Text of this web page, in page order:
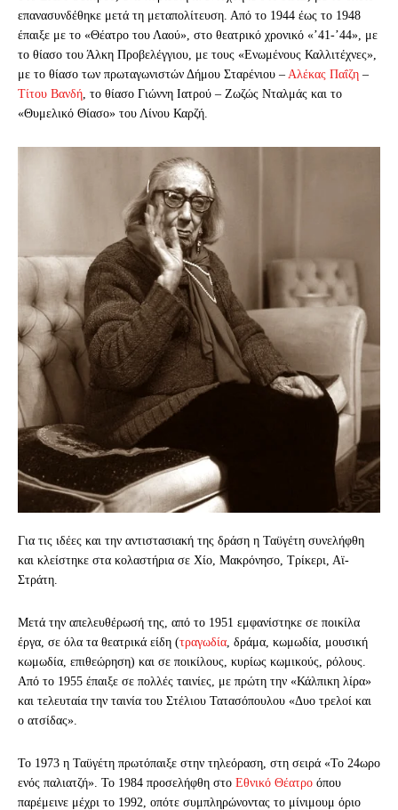
επανασυνδέθηκε μετά τη μεταπολίτευση. Από το 1944 έως το 1948
έπαιξε με το «Θέατρο του Λαού», στο θεατρικό χρονικό «’41-’44», με
το θίασο του Άλκη Προβελέγγιου, με τους «Ενωμένους Καλλιτέχνες»,
με το θίασο των πρωταγωνιστών Δήμου Σταρένιου – Αλέκας Παΐζη –
Τίτου Βανδή , το θίασο Γιώννη Ιατρού – Ζωζώς Νταλμάς και το
«Θυμελικό Θίασο» του Λίνου Καρζή.
Για τις ιδέες και την αντιστασιακή της δράση η Ταϋγέτη συνελήφθη
και κλείστηκε στα κολαστήρια σε Χίο, Μακρόνησο, Τρίκερι, Αϊ-
Στράτη.
Μετά την απελευθέρωσή της, από το 1951 εμφανίστηκε σε ποικίλα
έργα, σε όλα τα θεατρικά είδη (τραγωδία , δράμα, κωμωδία, μουσική
κωμωδία, επιθεώρηση) και σε ποικίλους, κυρίως κωμικούς, ρόλους.
Από το 1955 έπαιξε σε πολλές ταινίες, με πρώτη την «Κάλπικη λίρα»
και τελευταία την ταινία του Στέλιου Τατασόπουλου «Δυο τρελοί και
ο ατσίδας».
Το 1973 η Ταϋγέτη πρωτόπαιξε στην τηλεόραση, στη σειρά «Το 24ωρο
ενός παλιατζή». Το 1984 προσελήφθη στο Εθνικό Θέατρο όπου
παρέμεινε μέχρι το 1992, οπότε συμπληρώνοντας το μίνιμουμ όριο